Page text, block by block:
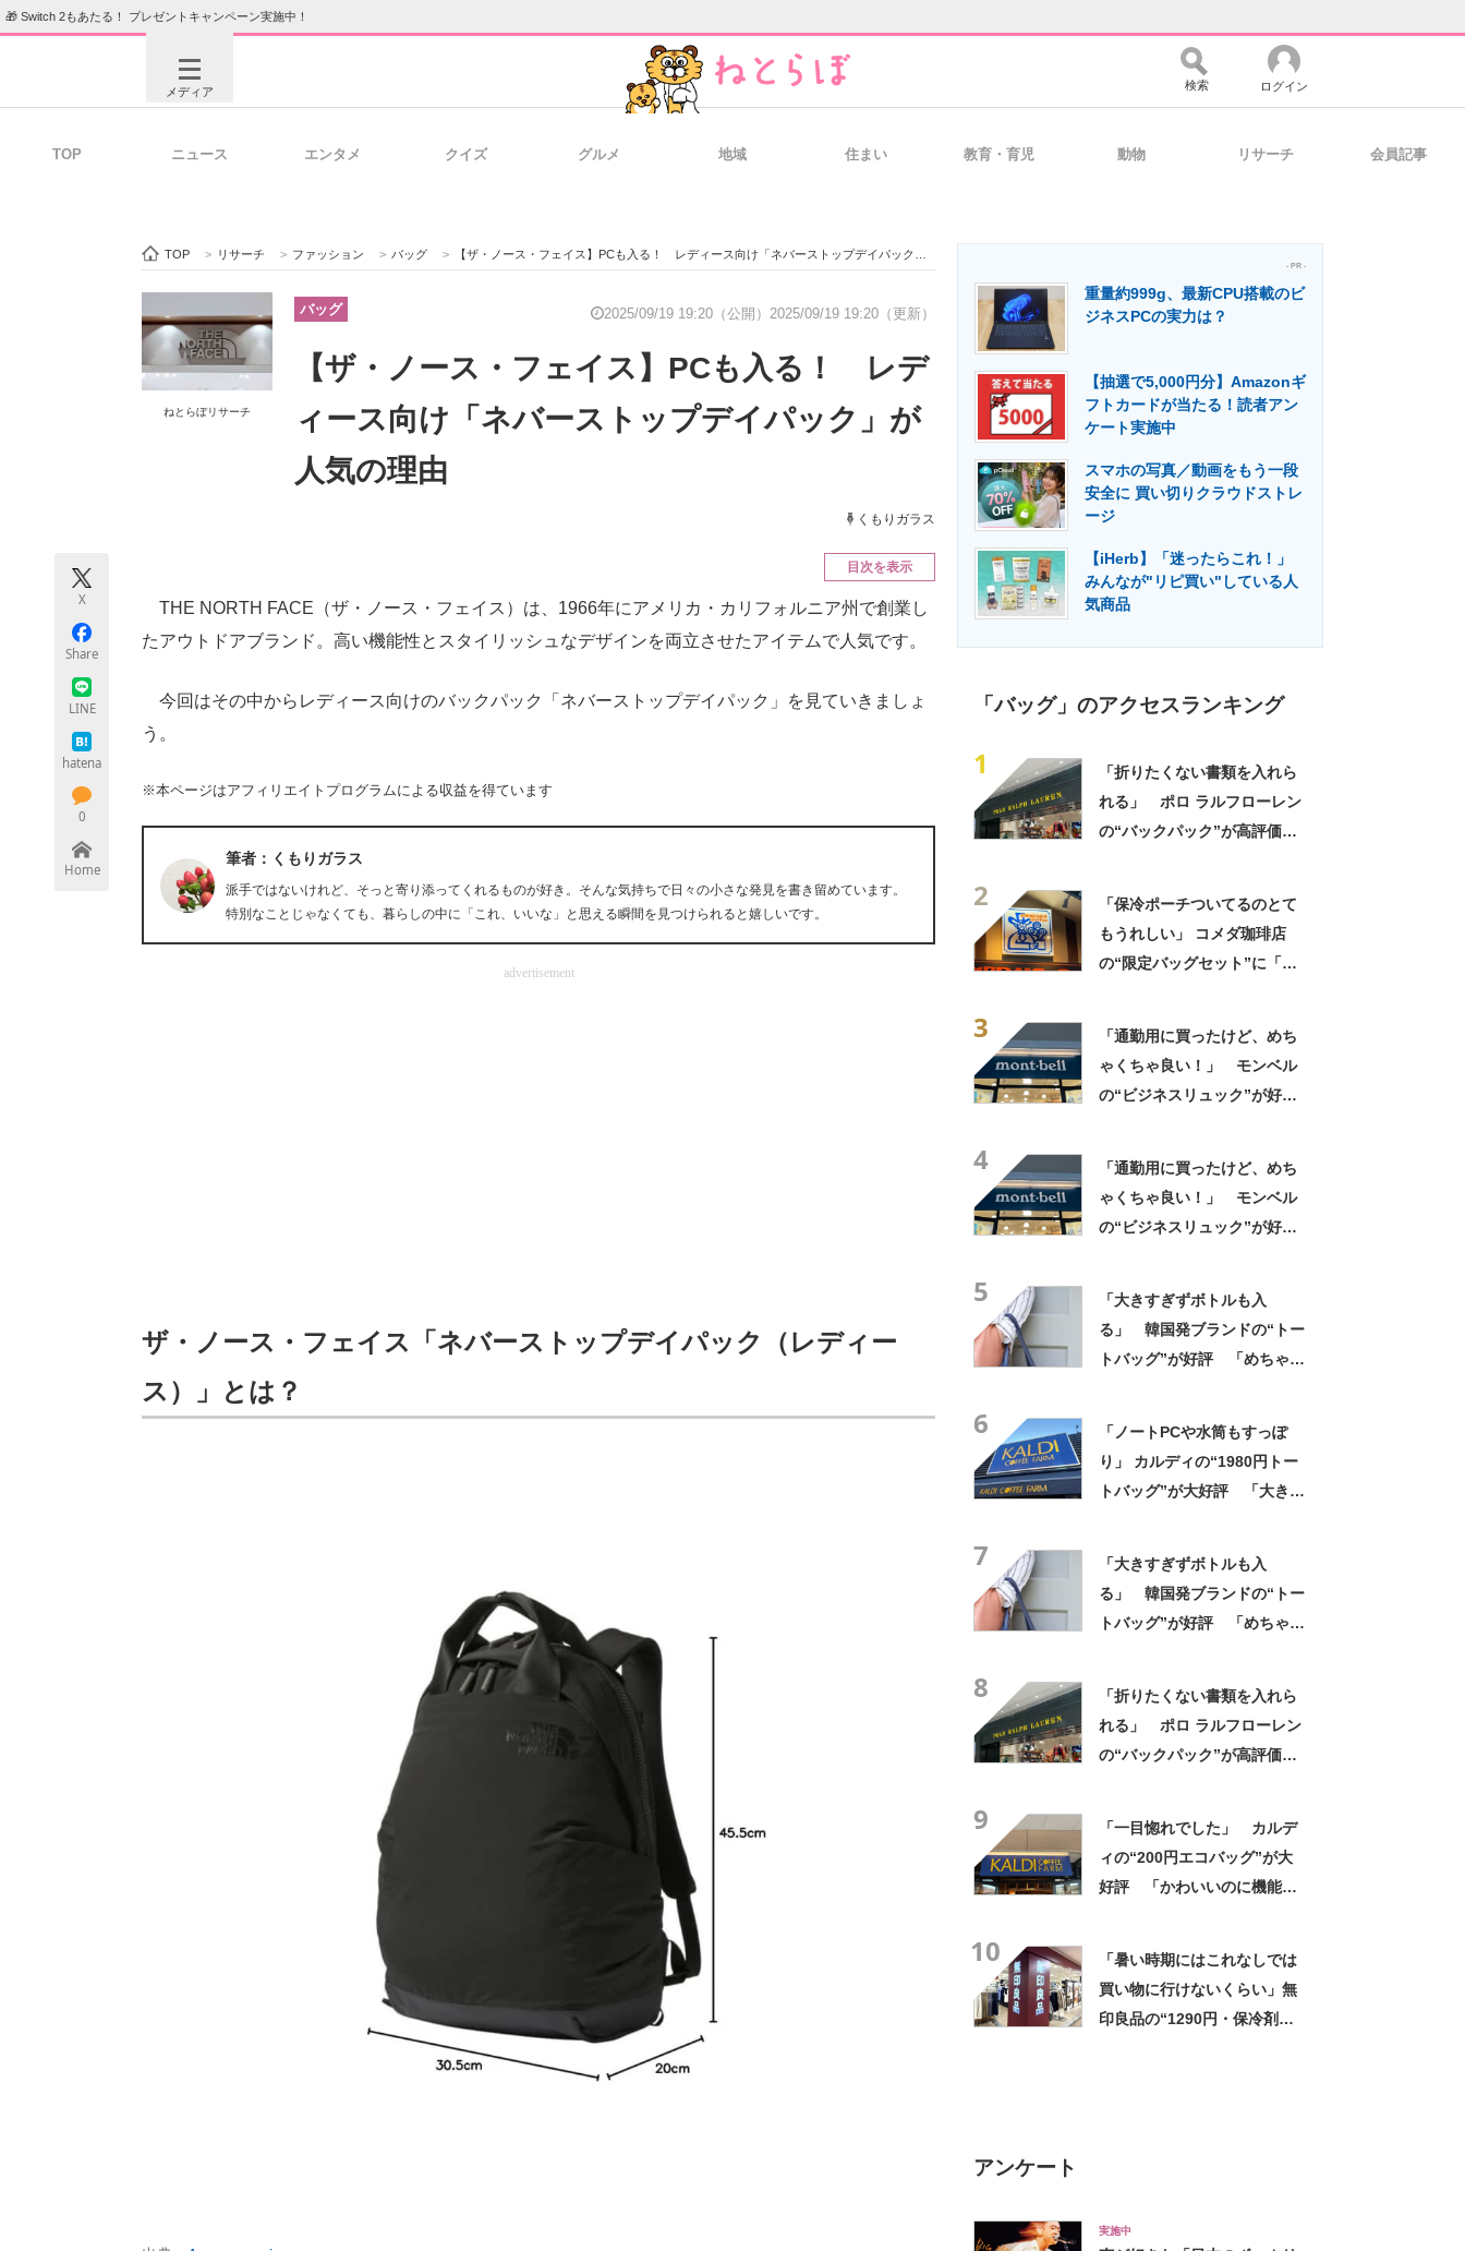
🎁 Switch 2もあたる！ プレゼントキャンペーン実施中！
メディア
ビジネスと働き方のヒント 経営リーダーのコミュニティ マーケ×ITの今がよく分かる
IT製品の技術・比較・事例 製造業のIT導入・活用を支援
エネルギーの専門メディア 建設×テクノロジーの最前線
ちょっと気になるネットの話題
検索 ログイン
TOP ニュース エンタメ クイズ グルメ 地域 住まい 教育・育児 動物 リサーチ 会員記事
TOP > リサーチ > ファッション > バッグ > 【ザ・ノース・フェイス】PCも入る！ レディース向け「ネバーストップデイパック」が人気の理由
ねとらぼリサーチ
バッグ 2025/09/19 19:20（公開） 2025/09/19 19:20（更新）
【ザ・ノース・フェイス】PCも入る！ レデ
ィース向け「ネバーストップデイパック」が
人気の理由
くもりガラス
X
Share
LINE
hatena
0
Home
目次を表示
THE NORTH FACE（ザ・ノース・フェイス）は、1966年にアメリカ・カリフォルニア州で創業し
たアウトドアブランド。高い機能性とスタイリッシュなデザインを両立させたアイテムで人気です。
今回はその中からレディース向けのバックパック「ネバーストップデイパック」を見ていきましょ
う。
※本ページはアフィリエイトプログラムによる収益を得ています
筆者：くもりガラス
派手ではないけれど、そっと寄り添ってくれるものが好き。そんな気持ちで日々の小さな発見を書き留めています。
特別なことじゃなくても、暮らしの中に「これ、いいな」と思える瞬間を見つけられると嬉しいです。
advertisement
ザ・ノース・フェイス「ネバーストップデイパック（レディー
ス）」とは？
- PR -
重量約999g、最新CPU搭載のビ
ジネスPCの実力は？
【抽選で5,000円分】Amazonギ
フトカードが当たる！読者アン
ケート実施中
スマホの写真／動画をもう一段
安全に 買い切りクラウドストレ
ージ
【iHerb】「迷ったらこれ！」
みんなが"リピ買い"している人
気商品
「バッグ」のアクセスランキング
1
「折りたくない書類を入れら
れる」 ポロ ラルフローレン
の“バックパック”が高評価
2
「保冷ポーチついてるのとて
もうれしい」 コメダ珈琲店
の“限定バッグセット”に「ペ
3
「通勤用に買ったけど、めち
ゃくちゃ良い！」 モンベル
の“ビジネスリュック”が好
4
「通勤用に買ったけど、めち
ゃくちゃ良い！」 モンベル
の“ビジネスリュック”が好
5
「大きすぎずボトルも入
る」 韓国発ブランドの“トー
トバッグ”が好評 「めちゃく
6
「ノートPCや水筒もすっぽ
り」 カルディの“1980円トー
トバッグ”が大好評 「大きさ
7
「大きすぎずボトルも入
る」 韓国発ブランドの“トー
トバッグ”が好評 「めちゃく
8
「折りたくない書類を入れら
れる」 ポロ ラルフローレン
の“バックパック”が高評価
9
「一目惚れでした」 カルデ
ィの“200円エコバッグ”が大
好評 「かわいいのに機能
10
「暑い時期にはこれなしでは
買い物に行けないくらい」無
印良品の“1290円・保冷剤ポ
アンケート
実施中